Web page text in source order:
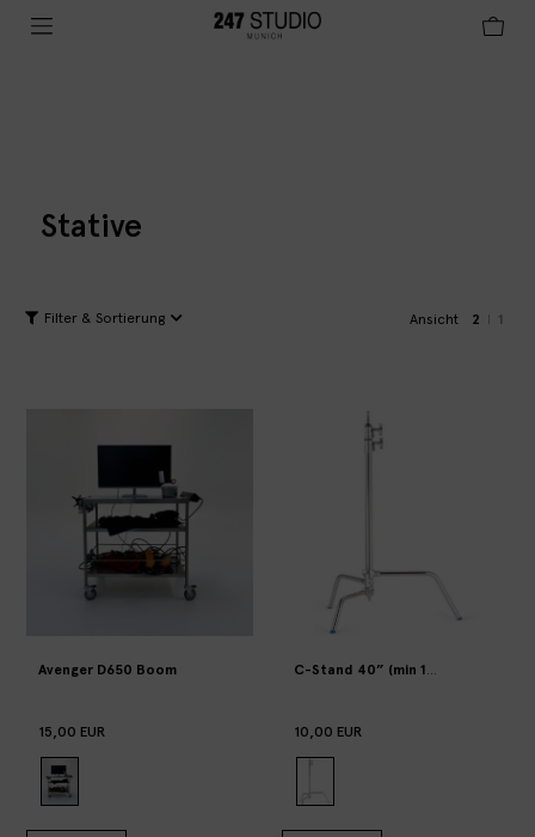
Stative
Filter & Sortierung Ansicht 2 1
Avenger D650 Boom
15,00 EUR 10,00 EUR